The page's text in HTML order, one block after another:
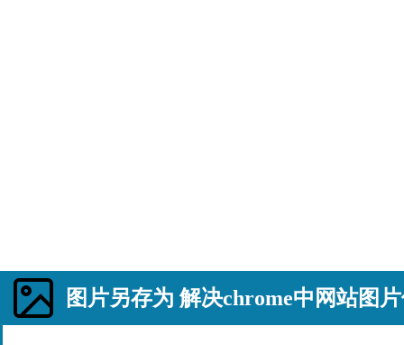
图片另存为 解决chrome中网站图